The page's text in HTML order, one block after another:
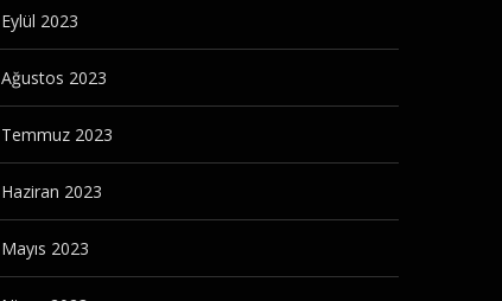
Eylül 2023
Ağustos 2023
Temmuz 2023
Haziran 2023
Mayıs 2023